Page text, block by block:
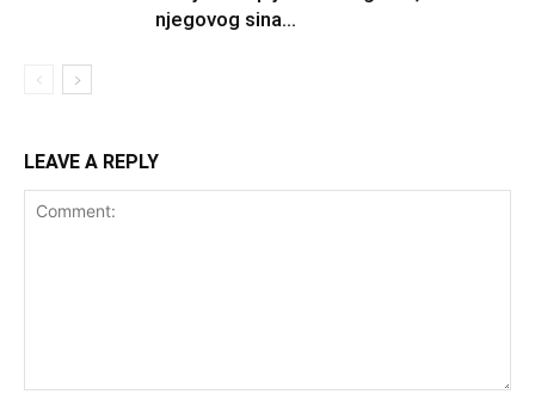
njegovog sina...
LEAVE A REPLY